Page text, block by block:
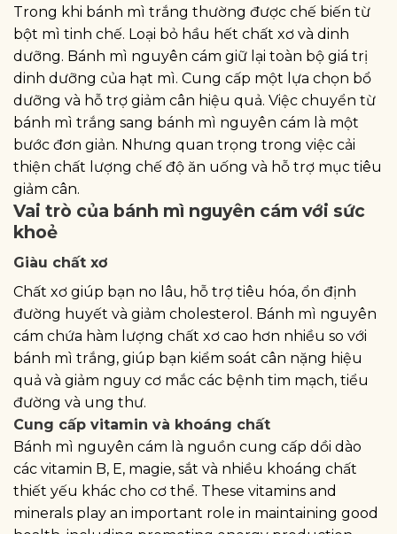
Trong khi bánh mì trắng thường được chế biến từ
bột mì tinh chế. Loại bỏ hầu hết chất xơ và dinh
dưỡng. Bánh mì nguyên cám giữ lại toàn bộ giá trị
dinh dưỡng của hạt mì. Cung cấp một lựa chọn bổ
dưỡng và hỗ trợ giảm cân hiệu quả. Việc chuyển từ
bánh mì trắng sang bánh mì nguyên cám là một
bước đơn giản. Nhưng quan trọng trong việc cải
thiện chất lượng chế độ ăn uống và hỗ trợ mục tiêu
giảm cân.
Vai trò của bánh mì nguyên cám với sức
khoẻ
Giàu chất xơ
Chất xơ giúp bạn no lâu, hỗ trợ tiêu hóa, ổn định
đường huyết và giảm cholesterol. Bánh mì nguyên
cám chứa hàm lượng chất xơ cao hơn nhiều so với
bánh mì trắng, giúp bạn kiểm soát cân nặng hiệu
quả và giảm nguy cơ mắc các bệnh tim mạch, tiểu
đường và ung thư.
Cung cấp vitamin và khoáng chất
Bánh mì nguyên cám là nguồn cung cấp dồi dào
các vitamin B, E, magie, sắt và nhiều khoáng chất
thiết yếu khác cho cơ thể. These vitamins and
minerals play an important role in maintaining good